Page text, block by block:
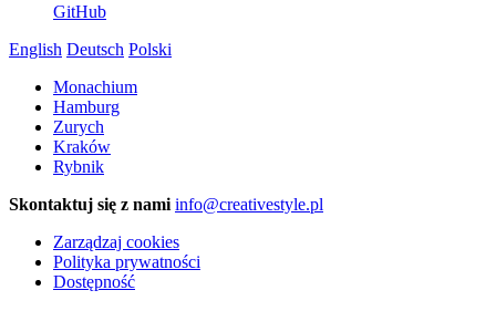
GitHub
English Deutsch Polski
Monachium
Hamburg
Zurych
Kraków
Rybnik
Skontaktuj się z nami info@creativestyle.pl
Zarządzaj cookies
Polityka prywatności
Dostępność